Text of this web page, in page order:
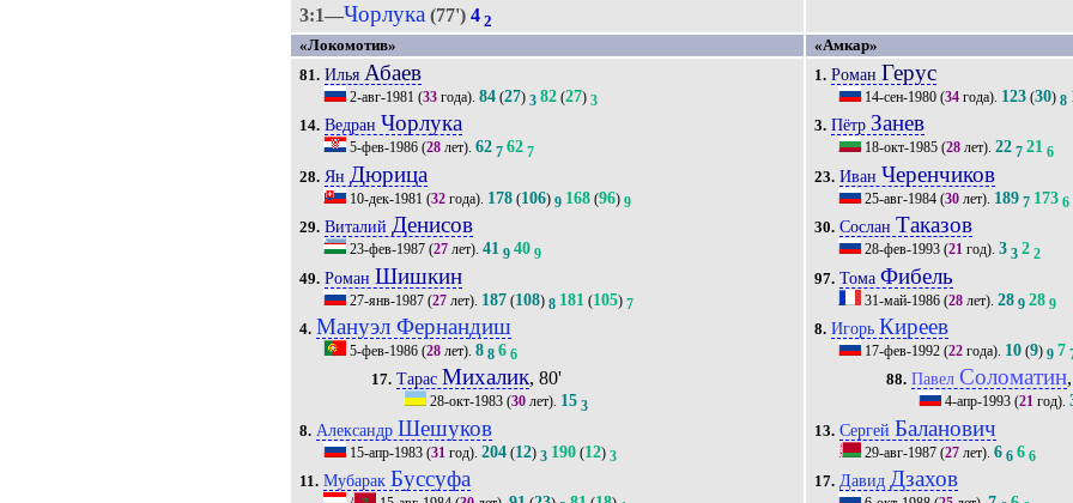
3:1—Чорлука (77')4 2
«Локомотив»
«Амкар»
81. Илья Абаев
2-авг-1981 (33 года).84 (27) 3 82 (27) 3
14. Ведран Чорлука
5-фев-1986 (28 лет).62 7 62 7
28. Ян Дюрица
10-дек-1981 (32 года). 178 (106) 9 168 (96) 9
29. Виталий Денисов
23-фев-1987 (27 лет).41 9 40 9
49. Роман Шишкин
27-янв-1987 (27 лет). 187 (108) 8 181 (105) 7
4. Мануэл Фернандиш
5-фев-1986 (28 лет).8 8 6 6
17. ТарасМихалик, 80'
28-окт-1983(30лет). 15 3
8. Александр Шешуков
15-апр-1983 (31 год).204 (12) 3 190 (12) 3
11. Мубарак Буссуфа
1. Роман Герус
14-сен-1980 (34 года). 123 (30) 8
3. Пётр Занев
18-окт-1985 (28 лет).22 7 21 6
23. Иван Черенчиков
25-авг-1984 (30 лет). 189 7 173 6
30. СосланТаказов
28-фев-1993 (21 год).3 3 2 2
97. ТомаФибель
31-май-1986 (28 лет).28 9 28 9
8. Игорь Киреев
17-фев-1992 (22 года). 10 (9) 9 7
88. ПавелСоломатин
4-апр-1993(21год).
13. Сергей Баланович
29-авг-1987 (27 лет).6 6 6 6
17. Давид Дзахов